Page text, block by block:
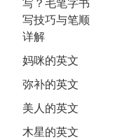
写技巧与笔顺
详解
妈咪的英文
弥补的英文
美人的英文
木星的英文